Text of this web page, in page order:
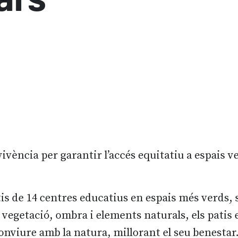
per garantir l’accés equitatiu a espais
de 14 centres educatius en espais més verds,
ombra i elements naturals, els patis
amb la natura, millorant el seu